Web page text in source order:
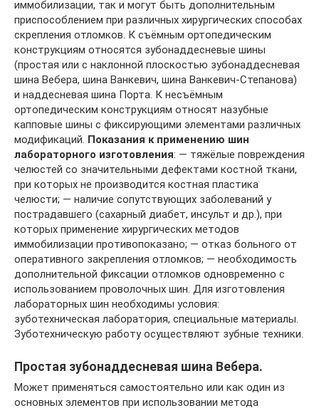
иммобилизации, так и могут быть дополнительным
приспособлением при различных хирургических способах
скрепления отломков. К съёмным ортопедическим
конструкциям относятся зубонаддесневые шины
(простая или с наклонной плоскостью зубонаддесневая
шина Вебера, шина Ванкевич, шина Ванкевич-Степанова)
и наддесневая шина Порта. К несъёмным
ортопедическим конструкциям относят назубные
капповые шины с фиксирующими элементами различных
модификаций. Показания к применению шин
лабораторного изготовления: — тяжёлые повреждения
челюстей со значительными дефектами костной ткани,
при которых не производится костная пластика
челюсти; — наличие сопутствующих заболеваний у
пострадавшего (сахарный диабет, инсульт и др.), при
которых применение хирургических методов
иммобилизации противопоказано; — отказ больного от
оперативного закрепления отломков; — необходимость
дополнительной фиксации отломков одновременно с
использованием проволочных шин. Для изготовления
лабораторных шин необходимы условия:
зуботехническая лаборатория, специальные материалы.
Зуботехническую работу осуществляют зубные техники.
Простая зубонаддесневая шина Вебера.
Может применяться самостоятельно или как один из
основных элементов при использовании метода